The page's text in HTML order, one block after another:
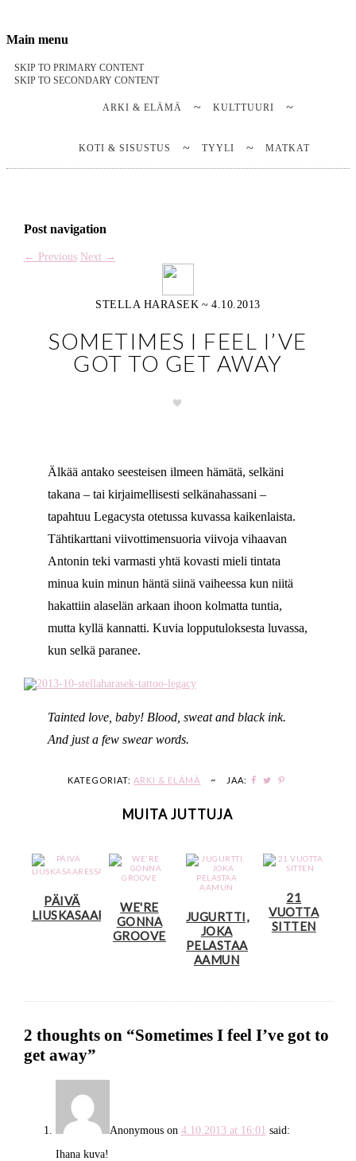
Notes on a life
Stella Harasek & Jarno Jussila
Main menu
SKIP TO PRIMARY CONTENT
SKIP TO SECONDARY CONTENT
ARKI & ELÄMÄ KULTTUURI
KOTI & SISUSTUS TYYLI MATKAT
Post navigation
← Previous Next →
STELLA HARASEK ~4.10.2013
SOMETIMES I FEEL I’VE
GOT TO GET AWAY
Älkää antako seesteisen ilmeen hämätä, selkäni
takana – tai kirjaimellisesti selkänahassani –
tapahtuu Legacysta otetussa kuvassa kaikenlaista.
Tähtikarttani viivottimensuoria viivoja vihaavan
Antonin teki varmasti yhtä kovasti mieli tintata
minua kuin minun häntä siinä vaiheessa kun niitä
hakattiin alaselän arkaan ihoon kolmatta tuntia,
mutta kyllä kannatti. Kuvia lopputuloksesta luvassa,
kun selkä paranee.
Tainted love, baby! Blood, sweat and black ink.
And just a few swear words.
KATEGORIAT: ARKI & ELÄMÄ ~ JAA:
MUITA JUTTUJA
PÄIVÄ
LIUSKASAARESSA
WE'RE
GONNA
GROOVE
JUGURTTI,
JOKA
PELASTAA
AAMUN
21
VUOTTA
SITTEN
2 thoughts on “Sometimes I feel I’ve got to
get away”
Anonymouson 4.10.2013 at 16:01 said:
Ihana kuva!